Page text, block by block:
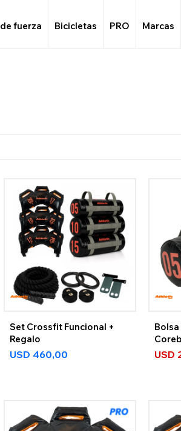
fuerza Bicicletas PRO Marcas
Set Crossfit Funcional +
Regalo
USD 460,00 USD